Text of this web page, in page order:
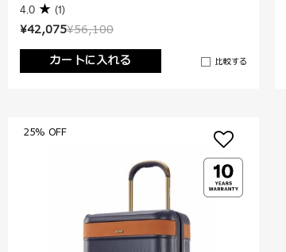
¥56,100
¥42,075
カートに入れる
比較する
4.0 (1)
25% OFF